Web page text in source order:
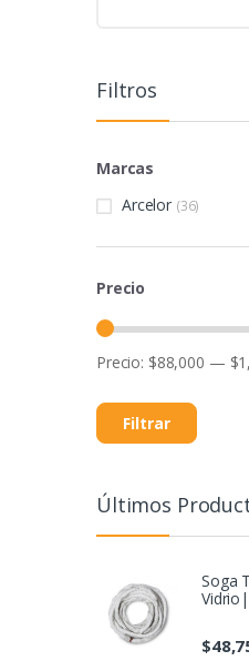
Filtros
Marcas
Arcelor (36)
Precio
Filtrar
Precio: $88,000 —
Últimos
Soga
$